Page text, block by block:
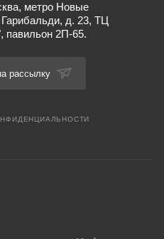
метро Новые
д. 23, ТЦ
павильон 2П-65.
рассылку